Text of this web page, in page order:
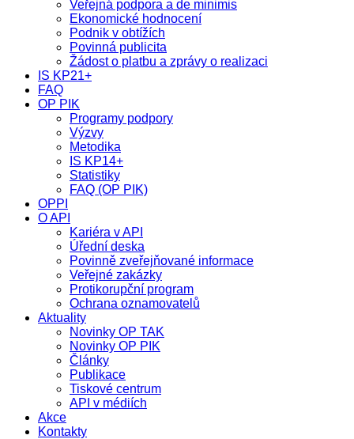
Veřejná podpora a de minimis
Ekonomické hodnocení
Podnik v obtížích
Povinná publicita
Žádost o platbu a zprávy o realizaci
IS KP21+
FAQ
OP PIK
Programy podpory
Výzvy
Metodika
IS KP14+
Statistiky
FAQ (OP PIK)
OPPI
O API
Kariéra v API
Úřední deska
Povinně zveřejňované informace
Veřejné zakázky
Protikorupční program
Ochrana oznamovatelů
Aktuality
Novinky OP TAK
Novinky OP PIK
Články
Publikace
Tiskové centrum
API v médiích
Akce
Kontakty